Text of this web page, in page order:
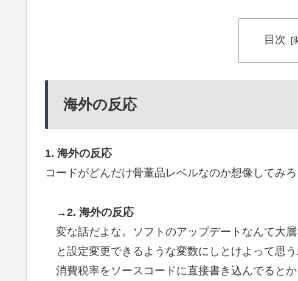
目次
海外の反応
1. 海外の反応
コードがどんだけ骨董品レベルなのか想像してみろ
→2. 海外の反応
変な話だよな。ソフトのアップデートなんて大
と設定変更できるような変数にしとけよって思う
消費税率をソースコードに直接書き込んでると